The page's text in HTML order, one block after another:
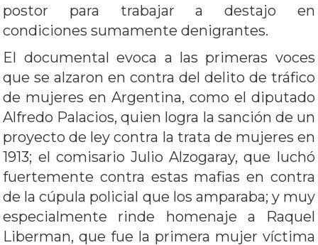
postor para trabajar a destajo en
condiciones sumamente denigrantes.
El documental evoca a las primeras voces
que se alzaron en contra del delito de tráfico
de mujeres en Argentina, como el diputado
Alfredo Palacios, quien logra la sanción de un
proyecto de ley contra la trata de mujeres en
1913; el comisario Julio Alzogaray, que luchó
fuertemente contra estas mafias en contra
de la cúpula policial que los amparaba; y muy
especialmente rinde homenaje a Raquel
Liberman, que fue la primera mujer víctima